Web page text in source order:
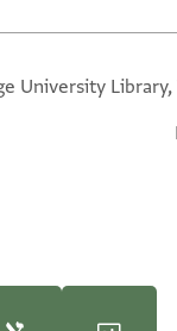
University